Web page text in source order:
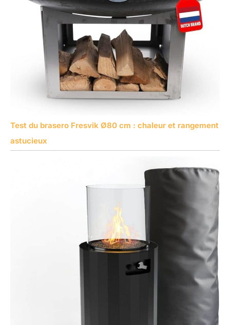
Test du brasero Fresvik Ø80 cm : chaleur et rangement
astucieux